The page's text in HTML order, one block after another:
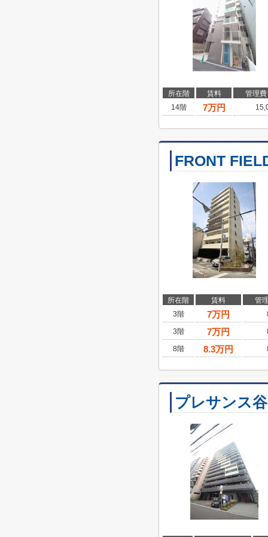
所在階 賃料
管理
14階
7万円
FRONT
所在階 賃料
管
3階
7万円
3階 7万円
8階 8.3万円
プレサンス